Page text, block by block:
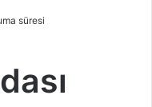
süresi